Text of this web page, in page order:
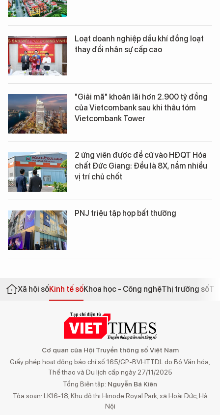
Loạt doanh nghiệp dầu khí đồng loạt
thay đổi nhân sự cấp cao
"Giải mã" khoản lãi hơn 2.900 tỷ đồng
của Vietcombank sau khi thâu tóm
Vietcombank Tower
2 ứng viên được đề cử vào HĐQT Hóa
chất Đức Giang: Đều là 8X, nắm nhiều
vị trí chủ chốt
PNJ triệu tập họp bất thường
Xã hội sốKinh tế sốKhoa học - Công nghệThị trường số
Cơ quan của Hội Truyền thông số Việt Nam
Giấy phép hoạt động báo chí số 165/GP-BVHTTDL do Bộ Văn hóa,
Thể thao và Du lịch cấp ngày 27/11/2025
Tổng Biên tập: Nguyễn Bá Kiên
Tòa soạn: LK16-18, Khu đô thị Hinode Royal Park, xã Hoài Đức, Hà
Nội